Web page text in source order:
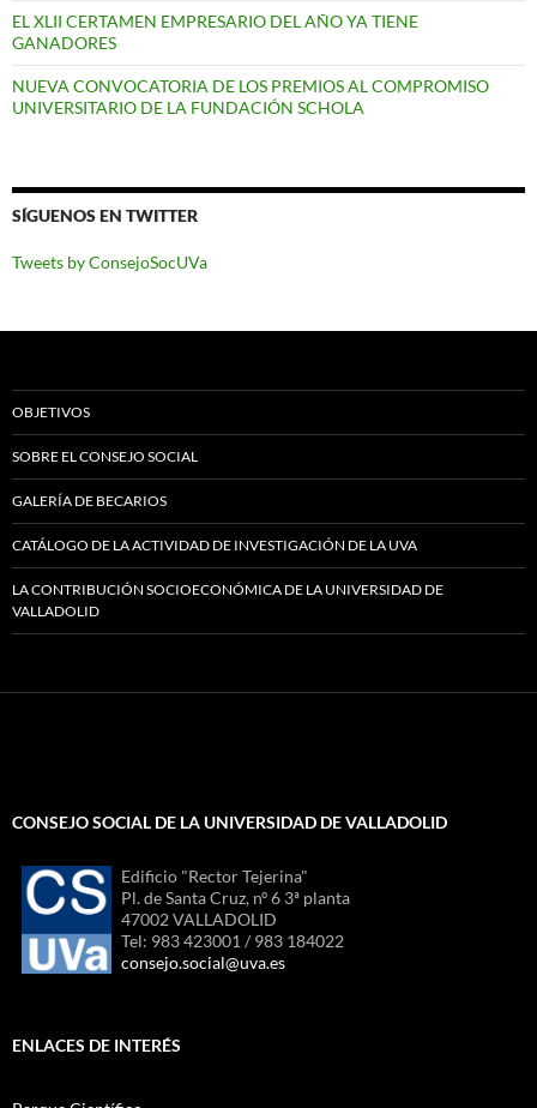
EL XLII CERTAMEN EMPRESARIO DEL AÑO YA TIENE
GANADORES
NUEVA CONVOCATORIA DE LOS PREMIOS AL COMPROMISO
UNIVERSITARIO DE LA FUNDACIÓN SCHOLA
SÍGUENOS EN TWITTER
Tweets by ConsejoSocUVa
OBJETIVOS
SOBRE EL CONSEJO SOCIAL
GALERÍA DE BECARIOS
CATÁLOGO DE LA ACTIVIDAD DE INVESTIGACIÓN DE LA UVA
LA CONTRIBUCIÓN SOCIOECONÓMICA DE LA UNIVERSIDAD DE
VALLADOLID
CONSEJO SOCIAL DE LA UNIVERSIDAD DE VALLADOLID
Edificio "Rector Tejerina"
Pl. de Santa Cruz, nº 6 3ª planta
47002 VALLADOLID
Tel: 983 423001 / 983 184022
consejo.social@uva.es
ENLACES DE INTERÉS